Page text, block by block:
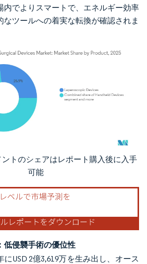
内でよりスマートで、エネルギー効率
なツールへの着実な転換が確認されま
。再利用にはCC BY 4.0の表示が必要です。
トのシェアはレポート購入後に入手
可能
低侵襲手術の優位性
にUSD 2億3,619万を生み出し、オース